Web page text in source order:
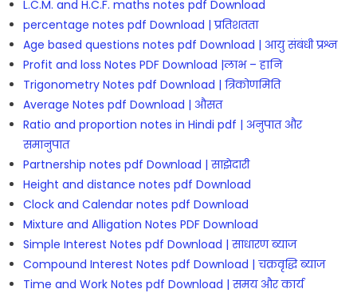
L.C.M. and H.C.F. maths notes pdf Download
percentage notes pdf Download | प्रतिशतता
Age based questions notes pdf Download | आयु संबंधी प्रश्न
Profit and loss Notes PDF Download |लाभ – हानि
Trigonometry Notes pdf Download | त्रिकोणमिति
Average Notes pdf Download | औसत
Ratio and proportion notes in Hindi pdf | अनुपात और
समानुपात
Partnership notes pdf Download | साझेदारी
Height and distance notes pdf Download
Clock and Calendar notes pdf Download
Mixture and Alligation Notes PDF Download
Simple Interest Notes pdf Download | साधारण ब्याज
Compound Interest Notes pdf Download | चक्रवृद्धि ब्याज
Time and Work Notes pdf Download | समय और कार्य